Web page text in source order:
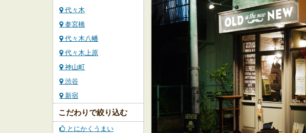
代々木
参宮橋
代々木八幡
代々木上原
神山町
渋谷
新宿
こだわりで絞り込む
とにかくうまい